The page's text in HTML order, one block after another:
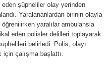
şüpheliler olay yerinden
Yaralananlardan birinin olayla
yaralılar ambulansla
eden polisler delilleri toplayarak
belirledi. Polis, olayı
çalışma başlattı.